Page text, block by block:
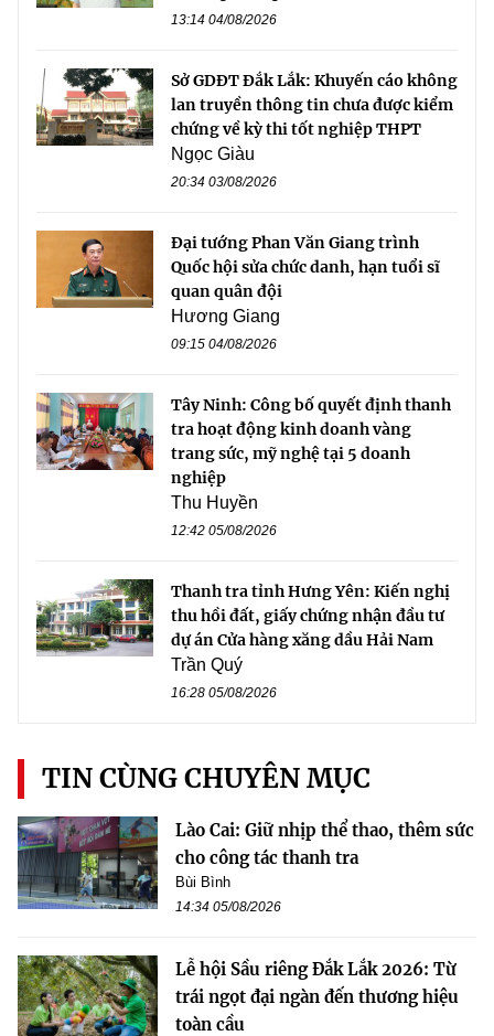
13:14 04/08/2026
Sở GDĐT Đắk Lắk: Khuyến cáo không
lan truyền thông tin chưa được kiểm
chứng về kỳ thi tốt nghiệp THPT
Ngọc Giàu
20:34 03/08/2026
Đại tướng Phan Văn Giang trình
Quốc hội sửa chức danh, hạn tuổi sĩ
quan quân đội
Hương Giang
09:15 04/08/2026
Tây Ninh: Công bố quyết định thanh
tra hoạt động kinh doanh vàng
trang sức, mỹ nghệ tại 5 doanh
nghiệp
Thu Huyền
12:42 05/08/2026
Thanh tra tỉnh Hưng Yên: Kiến nghị
thu hồi đất, giấy chứng nhận đầu tư
dự án Cửa hàng xăng dầu Hải Nam
Trần Quý
16:28 05/08/2026
TIN CÙNG CHUYÊN MỤC
Lào Cai: Giữ nhịp thể thao, thêm sức
cho công tác thanh tra
Bùi Bình
14:34 05/08/2026
Lễ hội Sầu riêng Đắk Lắk 2026: Từ
trái ngọt đại ngàn đến thương hiệu
toàn cầu